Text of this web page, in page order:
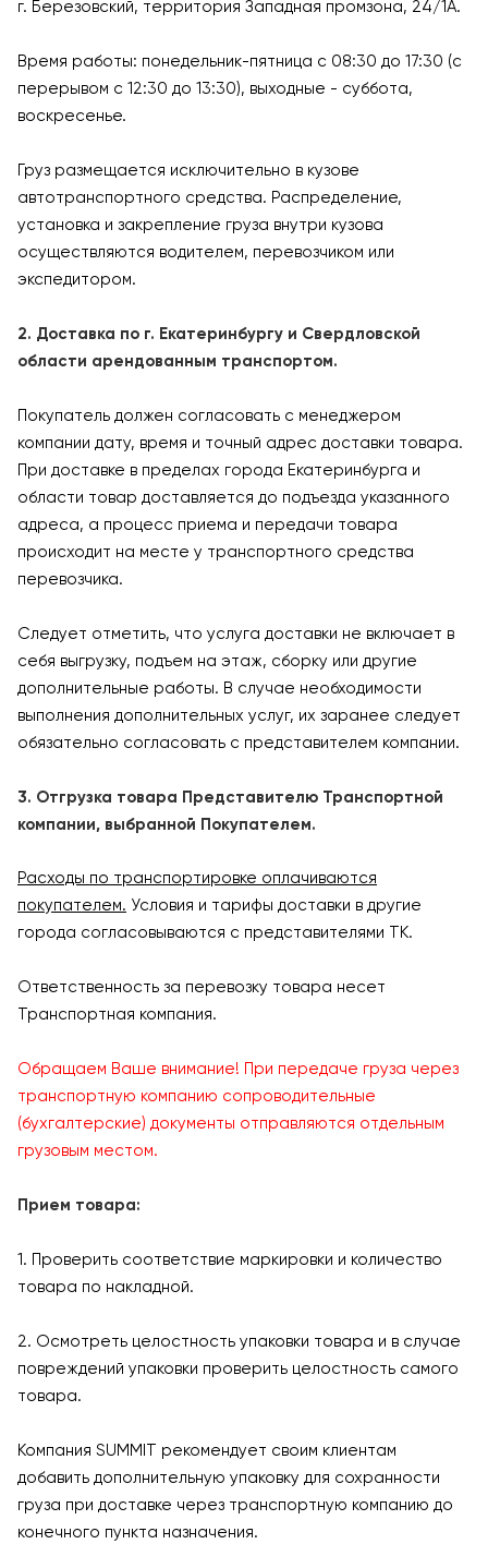
г. Березовский, территория Западная промзона, 24/1А.
Время работы: понедельник-пятница с 08:30 до 17:30 (с
перерывом с 12:30 до 13:30), выходные - суббота,
воскресенье.
Груз размещается исключительно в кузове
автотранспортного средства. Распределение,
установка и закрепление груза внутри кузова
осуществляются водителем, перевозчиком или
экспедитором.
2. Доставка по г. Екатеринбургу и Свердловской
области арендованным транспортом.
Покупатель должен согласовать с менеджером
компании дату, время и точный адрес доставки товара.
При доставке в пределах города Екатеринбурга и
области товар доставляется до подъезда указанного
адреса, а процесс приема и передачи товара
происходит на месте у транспортного средства
перевозчика.
Следует отметить, что услуга доставки не включает в
себя выгрузку, подъем на этаж, сборку или другие
дополнительные работы. В случае необходимости
выполнения дополнительных услуг, их заранее следует
обязательно согласовать с представителем компании.
3. Отгрузка товара Представителю Транспортной
компании, выбранной Покупателем.
Расходы по транспортировке оплачиваются
покупателем. Условия и тарифы доставки в другие
города согласовываются с представителями ТК.
Ответственность за перевозку товара несет
Транспортная компания.
Обращаем Ваше внимание! При передаче груза через
транспортную компанию сопроводительные
(бухгалтерские) документы отправляются отдельным
грузовым местом.
Прием товара:
1. Проверить соответствие маркировки и количество
товара по накладной.
2. Осмотреть целостность упаковки товара и в случае
повреждений упаковки проверить целостность самого
товара.
Компания SUMMIT рекомендует своим клиентам
добавить дополнительную упаковку для сохранности
груза при доставке через транспортную компанию до
конечного пункта назначения.